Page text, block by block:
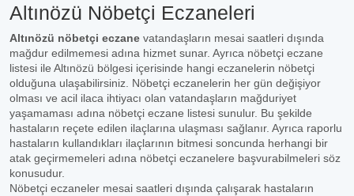
Altınözü Nöbetçi Eczaneleri
Altınözü nöbetçi eczane vatandaşların mesai saatleri dışında
mağdur edilmemesi adına hizmet sunar. Ayrıca nöbetçi eczane
listesi ile Altınözü bölgesi içerisinde hangi eczanelerin nöbetçi
olduğuna ulaşabilirsiniz. Nöbetçi eczanelerin her gün değişiyor
olması ve acil ilaca ihtiyacı olan vatandaşların mağduriyet
yaşamaması adına nöbetçi eczane listesi sunulur. Bu şekilde
hastaların reçete edilen ilaçlarına ulaşması sağlanır. Ayrıca raporlu
hastaların kullandıkları ilaçlarının bitmesi soncunda herhangi bir
atak geçirmemeleri adına nöbetçi eczanelere başvurabilmeleri söz
konusudur.
Nöbetçi eczaneler mesai saatleri dışında çalışarak hastaların